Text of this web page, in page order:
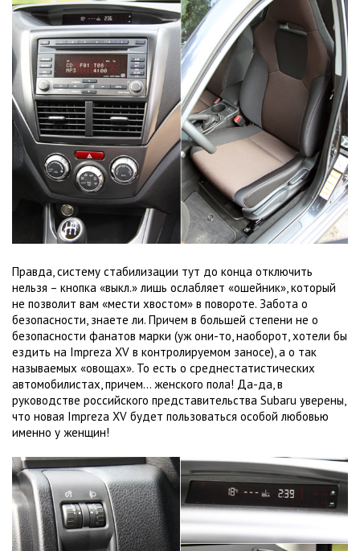
Правда, систему стабилизации тут до конца отключить
нельзя – кнопка «выкл.» лишь ослабляет «ошейник», который
не позволит вам «мести хвостом» в повороте. Забота о
безопасности, знаете ли. Причем в большей степени не о
безопасности фанатов марки (уж они-то, наоборот, хотели бы
ездить на Impreza XV в контролируемом заносе), а о так
называемых «овощах». То есть о среднестатистических
автомобилистах, причем… женского пола! Да-да, в
руководстве российского представительства Subaru уверены,
что новая Impreza XV будет пользоваться особой любовью
именно у женщин!